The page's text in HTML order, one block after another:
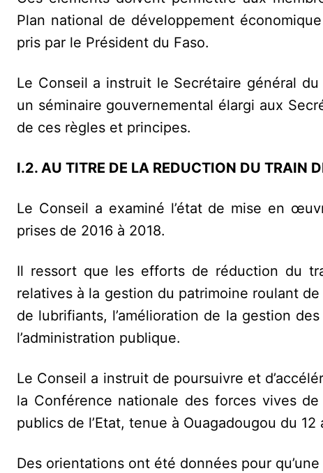
Plan national de développement
pris par le Président du Faso.
Le Conseil a instruit le Secrétaire général
un séminaire gouvernemental élargi aux
de ces règles et principes.
I.2. AU TITRE DE LA REDUCTION DU TRAIN
Le Conseil a examiné l’état de mise en
prises de 2016 à 2018.
Il ressort que les efforts de réduction du
relatives à la gestion du patrimoine roulant
de lubrifiants, l’amélioration de la gestion
l’administration publique.
Le Conseil a instruit de poursuivre et
la Conférence nationale des forces vives
publics de l’Etat, tenue à Ouagadougou du 12
Des orientations ont été données pour